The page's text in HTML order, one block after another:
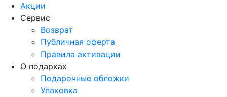
Акции
Сервис
Возврат
Публичная оферта
Правила активации
О подарках
Подарочные обложки
Упаковка